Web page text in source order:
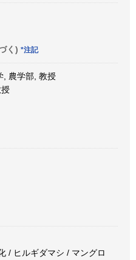
く) *注記
, 農学部, 教授
/ ヒルギダマシ / マングロ